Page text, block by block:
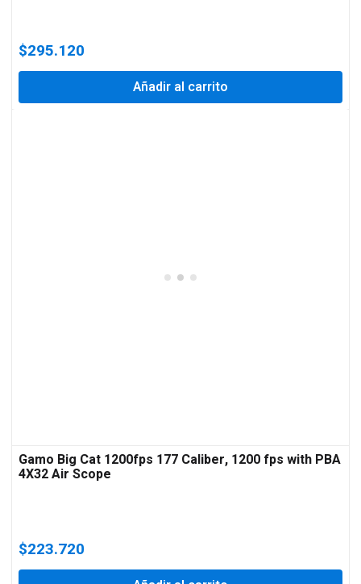
$295.120
Añadir al carrito
Gamo Big Cat 1200fps 177 Caliber, 1200 fps with PBA
4X32 Air Scope
$223.720